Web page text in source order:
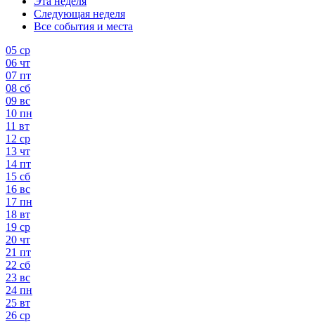
Следующая неделя
Все события и места
05 ср
06 чт
07 пт
08 сб
09 вс
10 пн
11 вт
12 ср
13 чт
14 пт
15 сб
16 вс
17 пн
18 вт
19 ср
20 чт
21 пт
22 сб
23 вс
24 пн
25 вт
26 ср